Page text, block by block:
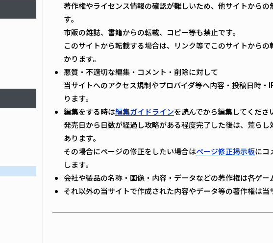
著作権やライセンス情報の確認が難しいため、他サイトから
す。
市販の雑誌、書籍からの転載、コピー等も禁止です。
このサイトから転載する場合は、リンク等でこのサイトから
かります。
悪質・不適切な編集・コメント・削除に対して
当サイトへのアクセス規制やプロバイダ等へ内容・投稿日時
ります。
編集をする時は編集ガイドラインを読んでから編集してくださ
発売日から日数が経過し攻略がある程度完了した後は、荒ら
あります。
その場合にページの修正をしたい場合はページ修正掲示板にコ
します。
会社や製品の名称・画像・内容・データなどの著作権は各ゲー
それ以外の当サイトで作成された内容やデータ等の著作権は当